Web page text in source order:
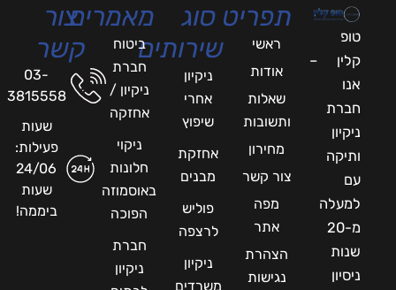
טופ
קלין –
אנו
חברת
ניקיון
ותיקה
עם
למעלה
מ-20
שנות
ניסיון
תפריט
ראשי
אודות
שאלות
ותשובות
מחירון
צור קשר
מפה
אתר
הצהרת
נגישות
סוג
שירותים
ניקיון
אחרי
שיפוץ
אחזקת
מבנים
פוליש
לרצפה
ניקיון
משרדים
מאמרים
ביטוח
חברת
ניקיון /
אחזקה
ניקוי
חלונות
באוסמוזה
הפוכה
חברת
ניקיון
צור
קשר
03-
3815558
שעות
פעילות:
24/06
שעות
ביממה!